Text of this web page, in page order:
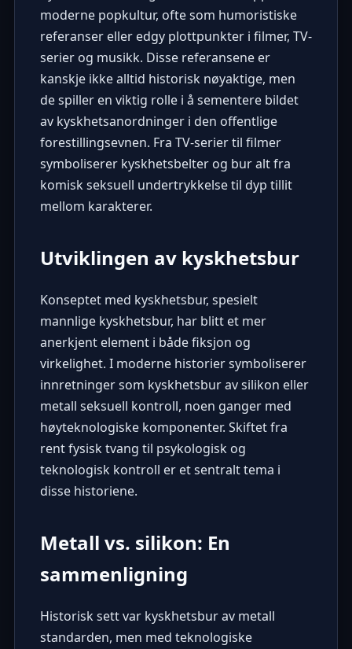
moderne popkultur, ofte som humoristiske
referanser eller edgy plottpunkter i filmer, TV-
serier og musikk. Disse referansene er
kanskje ikke alltid historisk nøyaktige, men
de spiller en viktig rolle i å sementere bildet
av kyskhetsanordninger i den offentlige
forestillingsevnen. Fra TV-serier til filmer
symboliserer kyskhetsbelter og bur alt fra
komisk seksuell undertrykkelse til dyp tillit
mellom karakterer.
Utviklingen av kyskhetsbur
Konseptet med kyskhetsbur, spesielt
mannlige kyskhetsbur, har blitt et mer
anerkjent element i både fiksjon og
virkelighet. I moderne historier symboliserer
innretninger som kyskhetsbur av silikon eller
metall seksuell kontroll, noen ganger med
høyteknologiske komponenter. Skiftet fra
rent fysisk tvang til psykologisk og
teknologisk kontroll er et sentralt tema i
disse historiene.
Metall vs. silikon: En
sammenligning
Historisk sett var kyskhetsbur av metall
standarden, men med teknologiske